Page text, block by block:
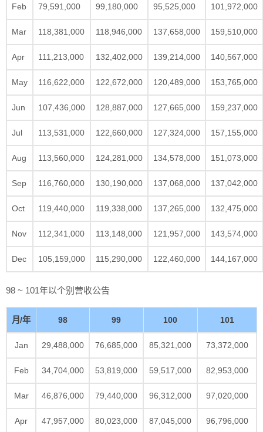
Feb 79,591,000 99,180,000 95,525,000 101,972,000
Mar 118,381,000 118,946,000 137,658,000 159,510,000
Apr 111,213,000 132,402,000 139,214,000 140,567,000
May 116,622,000 122,672,000 120,489,000 153,765,000
Jun 107,436,000 128,887,000 127,665,000 159,237,000
Jul 113,531,000 122,660,000 127,324,000 157,155,000
Aug 113,560,000 124,281,000 134,578,000 151,073,000
Sep 116,760,000 130,190,000 137,068,000 137,042,000
Oct 119,440,000 119,338,000 137,265,000 132,475,000
Nov 112,341,000 113,148,000 121,957,000 143,574,000
Dec 105,159,000 115,290,000 122,460,000 144,167,000
98 ~ 101年以个别营收公告
月/年 98 99 100 101
Jan 29,488,000 76,685,000 85,321,000 73,372,000
Feb 34,704,000 53,819,000 59,517,000 82,953,000
Mar 46,876,000 79,440,000 96,312,000 97,020,000
Apr 47,957,000 80,023,000 87,045,000 96,796,000